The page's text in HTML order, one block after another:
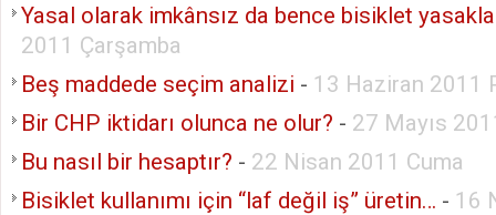
Yasal olarak imkânsız da bence bisiklet
2011 Çarşamba
Beş maddede seçim analizi - 13 Haziran 2011
Bir CHP iktidarı olunca ne olur? - 27 Mayıs
Bu nasıl bir hesaptır? - 22 Nisan 2011 Cuma
Bisiklet kullanımı için “laf değil iş” üretin… - 16